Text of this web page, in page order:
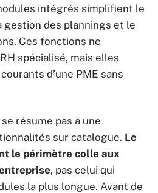
intégrés simplifient le
gestion des plannings et le
Ces fonctions ne
spécialisé, mais elles
d’une PME sans
résume pas à une
sur catalogue. Le
le périmètre colle aux
, pas celui qui
la plus longue. Avant de